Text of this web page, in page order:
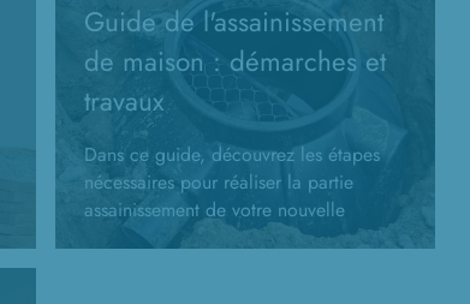
Guide de l'assainissement
de maison : démarches et
travaux
Dans ce guide, découvrez les étapes
nécessaires pour réaliser la partie
assainissement de votre nouvelle
construction : démarches